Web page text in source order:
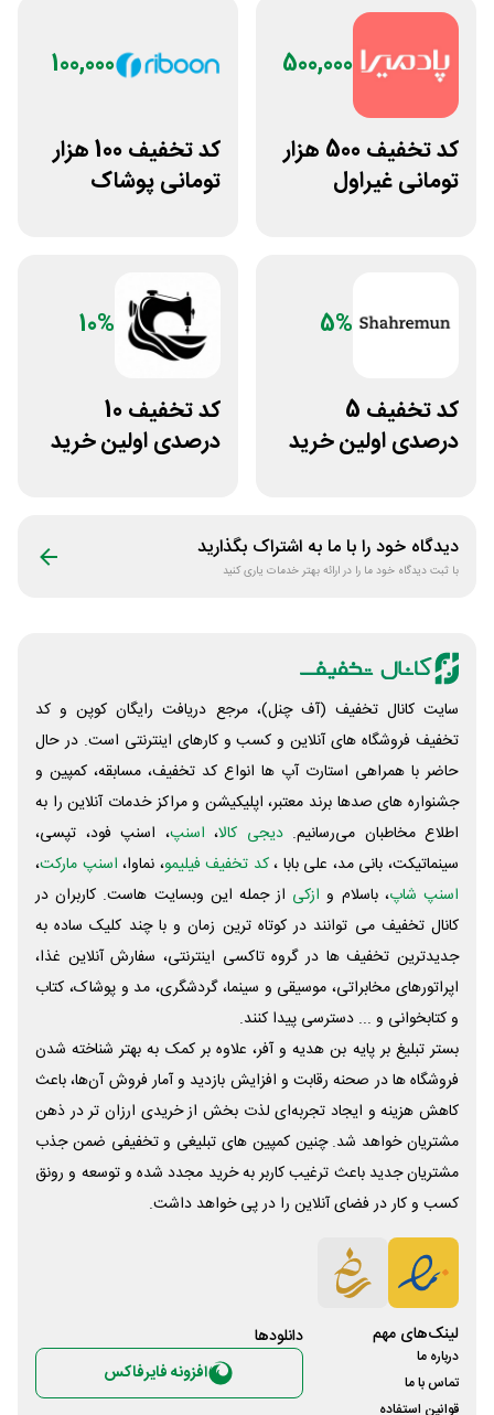
500,000
کد تخفیف 500 هزار
تومانی غیراول
100,000
کد تخفیف 100 هزار
تومانی پوشاک
5%
کد تخفیف 5
درصدی اولین خرید
10%
کد تخفیف 10
درصدی اولین خرید
دیدگاه خود را با ما به اشتراک بگذارید
با ثبت دیدگاه خود ما را در ارائه بهتر خدمات یاری کنید
سایت کانال تخفیف (آف چنل)، مرجع دریافت رایگان کوپن و کد
تخفیف فروشگاه های آنلاین و کسب و‌ کارهای اینترنتی است. در حال
حاضر با همراهی استارت آپ ها انواع کد تخفیف، مسابقه، کمپین و
جشنواره های صدها برند معتبر، اپلیکیشن و مراکز خدمات آنلاین را به
اطلاع مخاطبان می‌رسانیم. دیجی کالا، اسنپ، اسنپ فود، تپسی،
سینماتیکت، بانی مد، علی‌ بابا ،کد تخفیف فیلیمو، نماوا، اسنپ مارکت،
اسنپ شاپ، باسلام و ازکی از جمله این وبسایت ‌هاست. کاربران در
کانال تخفیف می توانند در کوتاه ترین زمان و با چند کلیک ساده به
جدیدترین تخفیف ها در گروه تاکسی اینترنتی، سفارش آنلاین غذا،
اپراتورهای مخابراتی، موسیقی و سینما، گردشگری، مد و پوشاک، کتاب
و کتابخوانی و ... دسترسی پیدا کنند.
بستر تبلیغ بر پایه بن هدیه و آفر، علاوه بر کمک به بهتر شناخته شدن
فروشگاه ها در صحنه رقابت و افزایش بازدید و آمار فروش آن‌ها، باعث
کاهش هزینه و ایجاد تجربه‌ای لذت بخش از خریدی ارزان تر در ذهن
مشتریان خواهد شد. چنین کمپین های تبلیغی و تخفیفی ضمن جذب
مشتریان جدید باعث ترغیب کاربر به خرید مجدد شده و توسعه و رونق
کسب و کار در فضای آنلاین را در پی خواهد داشت.
لینک‌های مهم
درباره ما
تماس با ما
قوانین استفاده
دانلود‌ها
افزونه فایرفاکس